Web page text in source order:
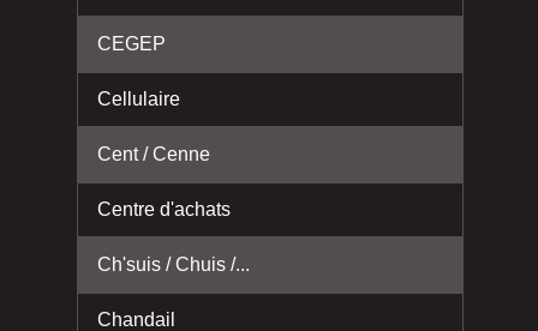
CEGEP
Cellulaire
Cent / Cenne
Centre d'achats
Ch'suis / Chuis /...
Chandail